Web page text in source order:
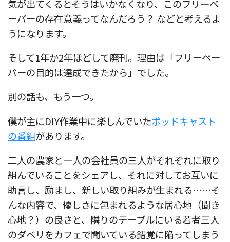
気が出てくるとそうはいかなくなり、このフリーペ
ーパーの存在意義ってなんだろう？ などと考えるよ
うになります。
そして1年か2年ほどして廃刊。理由は「フリーペー
パーの目的は達成できたから」でした。
別の話も、もう一つ。
僕が主にDIY作業中に楽しんでいたポッドキャスト
の番組があります。
二人の農家と一人の会社員の三人がそれぞれに取り
組んでいることをシェアし、それに対してお互いに
助言し、励まし、新しい取り組みが生まれる……そ
んな内容で、優しさに包まれるような居心地（聞き
心地？）の良さと、隣りのテーブルにいる若者三人
のダベリをカフェで聞いている錯覚に陥ってしまう